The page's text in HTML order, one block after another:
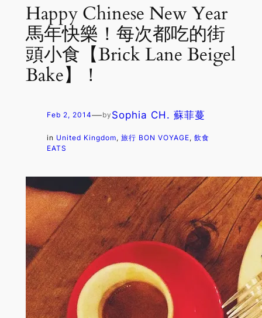
Happy Chinese New Year
馬年快樂！每次都吃的街
頭小食【Brick Lane Beigel
Bake】！
Feb 2, 2014—by Sophia CH. 蘇菲蔓
in United Kingdom, 旅行 BON VOYAGE, 飲食
EATS